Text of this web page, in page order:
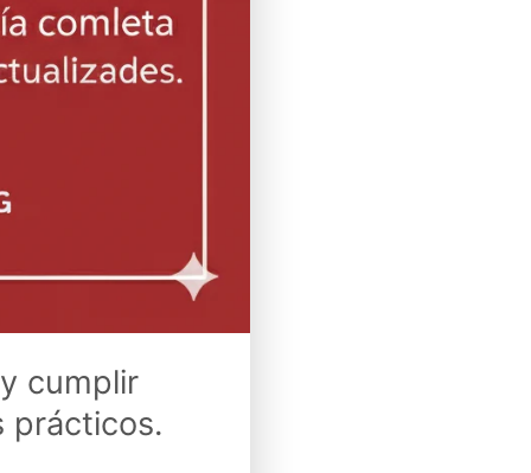
cumplir
prácticos.